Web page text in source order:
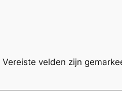
Vereiste velden zijn